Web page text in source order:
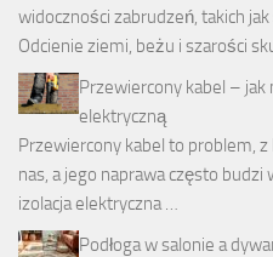
widoczności zabrudzeń, takich
Odcienie ziemi, beżu i szarości
Przewiercony kabel –
elektryczną
Przewiercony kabel to problem,
nas, a jego naprawa często
izolacja elektryczna …
Podłoga w salonie a